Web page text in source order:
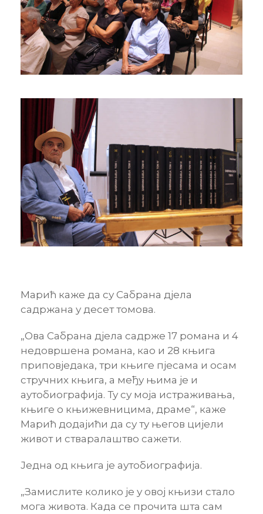
Марић каже да су Сабрана дјела
садржана у десет томова.
„Ова Сабрана дјела садрже 17 романа и 4
недовршена романа, као и 28 књига
приповједака, три књиге пјесама и осам
стручних књига, а међу њима је и
аутобиографија. Ту су моја истраживања,
књиге о књижевницима, драме“, каже
Марић додајићи да су ту његов цијели
живот и стваралаштво сажети.
Једна од књига је аутобиографија.
„Замислите колико је у овој књизи стало
мога живота. Када се прочита шта сам